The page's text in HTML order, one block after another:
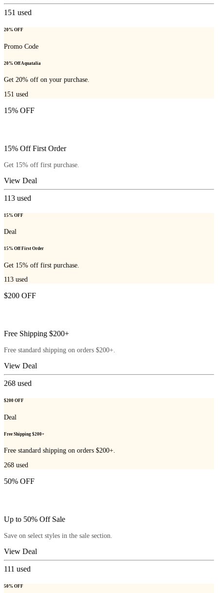
151 used
20% OFF
Promo Code
20% Off Aquatalia
Get 20% off on your purchase.
151 used
15% OFF
15% Off First Order
Get 15% off first purchase.
View Deal
113 used
15% OFF
Deal
15% Off First Order
Get 15% off first purchase.
113 used
$200 OFF
Free Shipping $200+
Free standard shipping on orders $200+.
View Deal
268 used
$200 OFF
Deal
Free Shipping $200+
Free standard shipping on orders $200+.
268 used
50% OFF
Up to 50% Off Sale
Save on select styles in the sale section.
View Deal
111 used
50% OFF